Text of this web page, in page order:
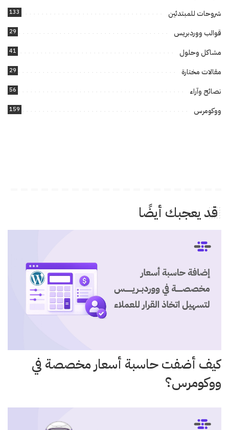
شروحات للمبتدئين 133
قوالب ووردبريس 29
مشاكل وحلول 41
مقالات مختارة 29
نصائح وآراء 56
ووكومرس 159
قد يعجبك أيضًا
كيف أضفت حاسبة أسعار مخصصة في
ووكومرس؟